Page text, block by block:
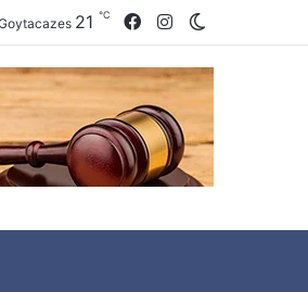
21 ℃ FacebookInstagram